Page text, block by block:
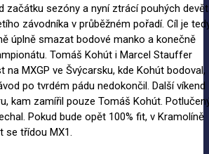
začátku sezóny a nyní ztrácí pouhých devět
závodníka v průběžném pořadí. Cíl je
úplně smazat bodové manko a konečně
Tomáš Kohút i Marcel Stauffer
na MXGP ve Švýcarsku, kde Kohút bodoval,
po tvrdém pádu nedokončil. Další víkend
kam zamířil pouze Tomáš Kohút.
Pokud bude opět 100% fit, v Kramolíně
se třídou MX1.